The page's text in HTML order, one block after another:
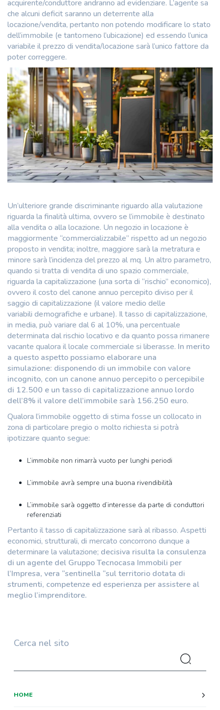
acquirente/conduttore andranno ad evidenziare. L’agente sa
che alcuni deficit saranno un deterrente alla
locazione/vendita, pertanto non potendo modificare lo stato
dell’immobile (e tantomeno l’ubicazione) ed essendo l’unica
variabile il prezzo di vendita/locazione sarà l’unico fattore da
poter correggere.
Un’ulteriore grande discriminante riguardo alla valutazione
riguarda la finalità ultima, ovvero se l’immobile è destinato
alla vendita o alla locazione. Un negozio in locazione è
maggiormente “commercializzabile” rispetto ad un negozio
proposto in vendita; inoltre, maggiore sarà la metratura e
minore sarà l’incidenza del prezzo al mq. Un altro parametro,
quando si tratta di vendita di uno spazio commerciale,
riguarda la capitalizzazione (una sorta di “rischio” economico),
ovvero il costo del canone annuo percepito diviso per il
saggio di capitalizzazione (il valore medio delle
variabili demografiche e urbane). Il tasso di capitalizzazione,
in media, può variare dal 6 al 10%, una percentuale
determinata dal rischio locativo e da quanto possa rimanere
vacante qualora il locale commerciale si liberasse. In merito
a questo aspetto possiamo elaborare una
simulazione: disponendo di un immobile con valore
incognito, con un canone annuo percepito o percepibile
di 12.500 e un tasso di capitalizzazione annuo lordo
dell’8% il valore dell’immobile sarà 156.250 euro.
Qualora l’immobile oggetto di stima fosse un collocato in
zona di particolare pregio o molto richiesta si potrà
ipotizzare quanto segue:
L’immobile non rimarrà vuoto per lunghi periodi
L’immobile avrà sempre una buona rivendibilità
L’immobile sarà oggetto d’interesse da parte di conduttori
referenziati
Pertanto il tasso di capitalizzazione sarà al ribasso. Aspetti
economici, strutturali, di mercato concorrono dunque a
determinare la valutazione; decisiva risulta la consulenza
di un agente del Gruppo Tecnocasa Immobili per
l’Impresa, vera “sentinella “sul territorio dotata di
strumenti, competenze ed esperienza per assistere al
meglio l’imprenditore.
Cerca nel sito
HOME